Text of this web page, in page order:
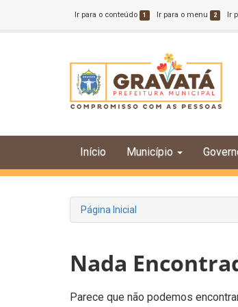
Ir para o conteúdo 1 Ir para o menu 2 Ir
Início Município
Página Inicial
Nada
Parece que não podemos